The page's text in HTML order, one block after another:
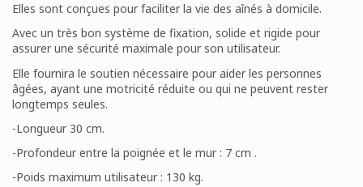
Elles sont conçues pour faciliter la vie des aînés à domicile.
Avec un très bon système de fixation, solide et rigide pour
assurer une sécurité maximale pour son utilisateur.
Elle fournira le soutien nécessaire pour aider les personnes
âgées, ayant une motricité réduite ou qui ne peuvent rester
longtemps seules.
-Longueur 30 cm.
-Profondeur entre la poignée et le mur : 7 cm .
-Poids maximum utilisateur : 130 kg.